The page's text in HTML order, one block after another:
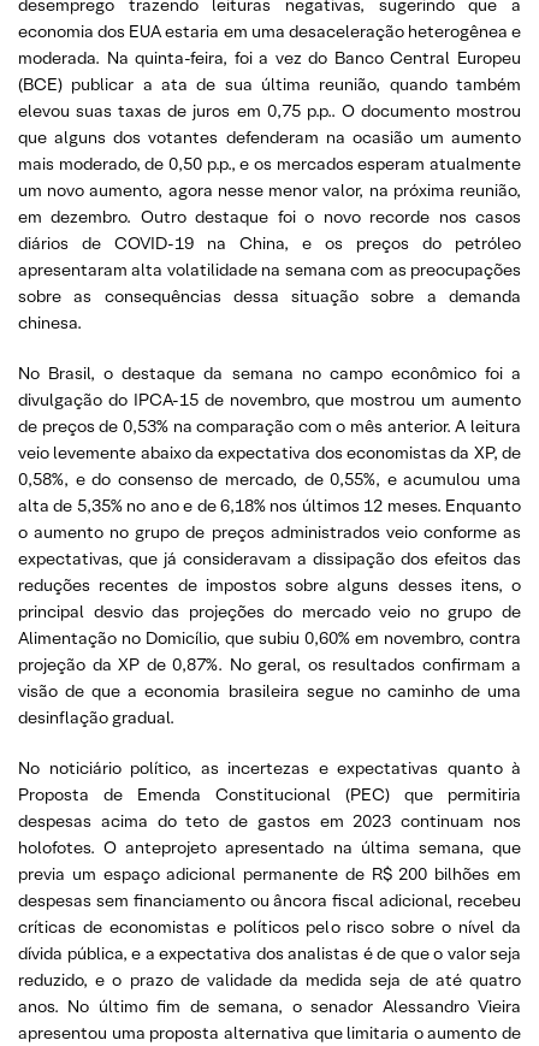
desemprego trazendo leituras negativas, sugerindo que a
economia dos EUA estaria em uma desaceleração heterogênea e
moderada. Na quinta-feira, foi a vez do Banco Central Europeu
(BCE) publicar a ata de sua última reunião, quando também
elevou suas taxas de juros em 0,75 p.p.. O documento mostrou
que alguns dos votantes defenderam na ocasião um aumento
mais moderado, de 0,50 p.p., e os mercados esperam atualmente
um novo aumento, agora nesse menor valor, na próxima reunião,
em dezembro. Outro destaque foi o novo recorde nos casos
diários de COVID-19 na China, e os preços do petróleo
apresentaram alta volatilidade na semana com as preocupações
sobre as consequências dessa situação sobre a demanda
chinesa.
No Brasil, o destaque da semana no campo econômico foi a
divulgação do IPCA-15 de novembro, que mostrou um aumento
de preços de 0,53% na comparação com o mês anterior. A leitura
veio levemente abaixo da expectativa dos economistas da XP, de
0,58%, e do consenso de mercado, de 0,55%, e acumulou uma
alta de 5,35% no ano e de 6,18% nos últimos 12 meses. Enquanto
o aumento no grupo de preços administrados veio conforme as
expectativas, que já consideravam a dissipação dos efeitos das
reduções recentes de impostos sobre alguns desses itens, o
principal desvio das projeções do mercado veio no grupo de
Alimentação no Domicílio, que subiu 0,60% em novembro, contra
projeção da XP de 0,87%. No geral, os resultados confirmam a
visão de que a economia brasileira segue no caminho de uma
desinflação gradual.
No noticiário político, as incertezas e expectativas quanto à
Proposta de Emenda Constitucional (PEC) que permitiria
despesas acima do teto de gastos em 2023 continuam nos
holofotes. O anteprojeto apresentado na última semana, que
previa um espaço adicional permanente de R$ 200 bilhões em
despesas sem financiamento ou âncora fiscal adicional, recebeu
críticas de economistas e políticos pelo risco sobre o nível da
dívida pública, e a expectativa dos analistas é de que o valor seja
reduzido, e o prazo de validade da medida seja de até quatro
anos. No último fim de semana, o senador Alessandro Vieira
apresentou uma proposta alternativa que limitaria o aumento de